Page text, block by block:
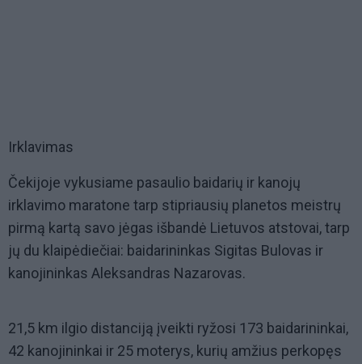
Irklavimas
Čekijoje vykusiame pasaulio baidarių ir kanojų
irklavimo maratone tarp stipriausių planetos meistrų
pirmą kartą savo jėgas išbandė Lietuvos atstovai, tarp
jų du klaipėdiečiai: baidarininkas Sigitas Bulovas ir
kanojininkas Aleksandras Nazarovas.
21,5 km ilgio distanciją įveikti ryžosi 173 baidarininkai,
42 kanojininkai ir 25 moterys, kurių amžius perkopęs